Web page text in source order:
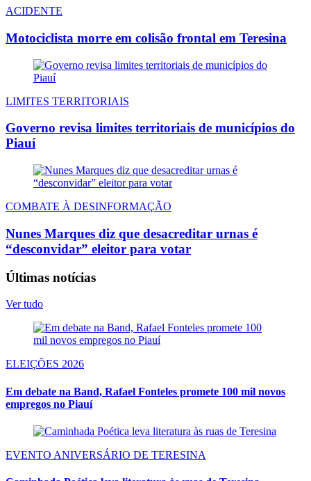
ACIDENTE
Motociclista morre em colisão frontal em Teresina
LIMITES TERRITORIAIS
Governo revisa limites territoriais de municípios do
Piauí
COMBATE À DESINFORMAÇÃO
Nunes Marques diz que desacreditar urnas é
“desconvidar” eleitor para votar
Últimas notícias
Ver tudo
ELEIÇÕES 2026
Em debate na Band, Rafael Fonteles promete 100 mil novos
empregos no Piauí
EVENTO ANIVERSÁRIO DE TERESINA